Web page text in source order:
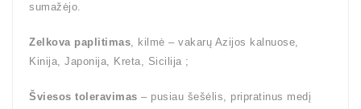
sumažėjo.
Zelkova paplitimas, kilmė – vakarų Azijos kalnuose,
Kinija, Japonija, Kreta, Sicilija ;
Šviesos toleravimas – pusiau šešėlis, pripratinus medį